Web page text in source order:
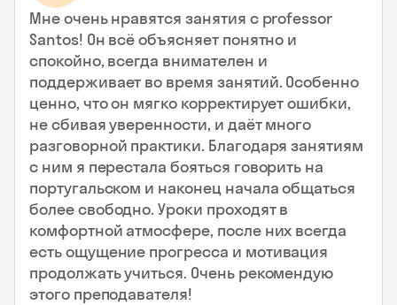
Мне очень нравятся занятия с professor
Santos! Он всё объясняет понятно и
спокойно, всегда внимателен и
поддерживает во время занятий. Особенно
ценно, что он мягко корректирует ошибки,
не сбивая уверенности, и даёт много
разговорной практики. Благодаря занятиям
с ним я перестала бояться говорить на
португальском и наконец начала общаться
более свободно. Уроки проходят в
комфортной атмосфере, после них всегда
есть ощущение прогресса и мотивация
продолжать учиться. Очень рекомендую
этого преподавателя!